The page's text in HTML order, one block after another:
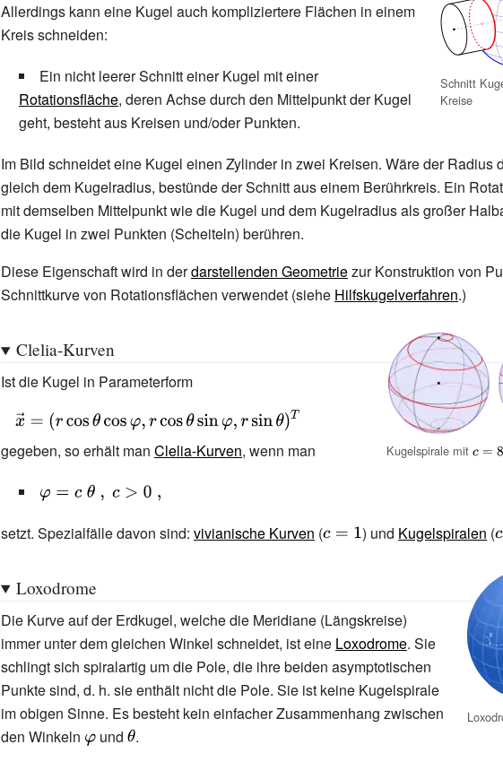
Schnitt
Kreise
{e}}_{0}+
{\vec
{e}}_{1}\cos
t+{\vec
{e}}_{2}\sin
Allerdings kann eine Kugel auch kompliziertere Flächen in einem
Kreis schneiden:
Ein nicht leerer Schnitt einer Kugel mit einer
Rotationsfläche, deren Achse durch den Mittelpunkt der Kugel
geht, besteht aus Kreisen und/oder Punkten.
Im Bild schneidet eine Kugel einen Zylinder in zwei Kreisen. Wäre der Radius
gleich dem Kugelradius, bestünde der Schnitt aus einem Berührkreis. Ein
mit demselben Mittelpunkt wie die Kugel und dem Kugelradius als großer
die Kugel in zwei Punkten (Scheiteln) berühren.
Diese Eigenschaft wird in derdarstellenden Geometriezur Konstruktion von
Schnittkurve von Rotationsflächen verwendet (siehe Hilfskugelverfahren.)
Kugelspirale mit
Clelia-Kurven
Ist die Kugel in Parameterform
{\displaystyle
{\vec {x}}=
(r\cos \theta
\cos \varphi
\sin \varphi
)^{T}}
gegeben, so erhält man Clelia-Kurven, wenn man
{\displaystyle
=c\;\theta \;,\
setzt. Spezialfälle davon sind: vivianische Kurven ({\displaystyle
) und Kugelspiralen (
Loxodrome
Die Kurve auf der Erdkugel, welche die Meridiane (Längskreise)
immer unter dem gleichen Winkel schneidet, ist eine Loxodrome. Sie
schlingt sich spiralartig um die Pole, die ihre beiden asymptotischen
Punkte sind, d. h. sie enthält nicht die Pole. Sie ist keine Kugelspirale
im obigen Sinne. Es besteht kein einfacher Zusammenhang zwischen
den Winkeln {\displaystyle
und {\displaystyle
.